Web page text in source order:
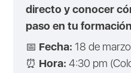
directo y conocer
paso en tu
📅 Fecha: 18 de marzo
⏰ Hora: 4:30 pm